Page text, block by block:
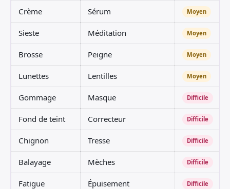
Crème Sérum Moyen
Sieste Méditation Moyen
Brosse Peigne Moyen
Lunettes Lentilles Moyen
Gommage Masque Difficile
Fond de teint Correcteur Difficile
Chignon Tresse Difficile
Balayage Mèches Difficile
Fatigue Épuisement Difficile